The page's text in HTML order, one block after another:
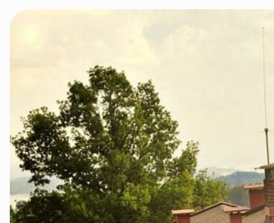
velg produkt